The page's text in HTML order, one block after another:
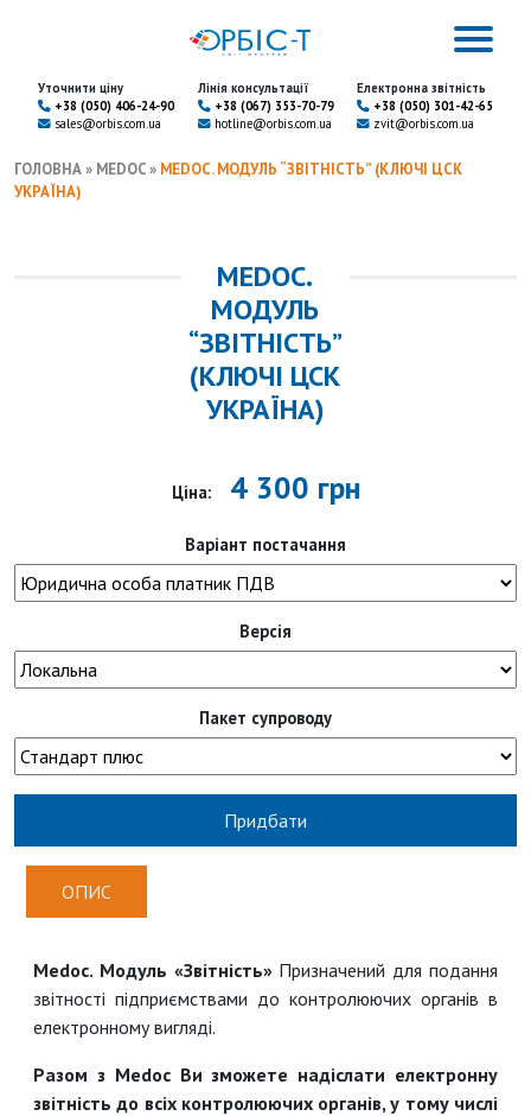
Уточнити ціну
+38 (050) 406-24-90
sales@orbis.com.ua
Лінія консультації
+38 (067) 353-70-79
hotline@orbis.com.ua
Електронна звітність
+38 (050) 301-42-65
zvit@orbis.com.ua
ГОЛОВНА» MEDOC» MEDOC. МОДУЛЬ “ЗВІТНІСТЬ” (КЛЮЧІ ЦСК
УКРАЇНА)
MEDOC.
МОДУЛЬ
“ЗВІТНІСТЬ”
(КЛЮЧІ ЦСК
УКРАЇНА)
Ціна: 4 300 грн
Варіант постачання
Версія
Пакет супроводу
Придбати
ОПИС
Medoc. Модуль «Звітність» Призначений для подання
звітності підприємствами до контролюючих органів в
електронному вигляді.
Разом з Medoc Ви зможете надіслати електронну
звітність до всіх контролюючих органів, у тому числі